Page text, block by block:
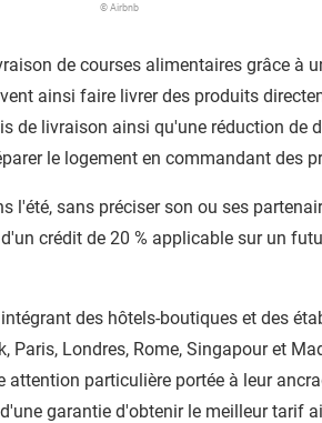
© Airbnb
de courses alimentaires grâce à
ainsi faire livrer des produits
de livraison ainsi qu'une réduction de
le logement en commandant des
sans préciser son ou ses
crédit de 20 % applicable sur un
des hôtels-boutiques et des
Londres, Rome, Singapour et
particulière portée à leur
garantie d'obtenir le meilleur tarif